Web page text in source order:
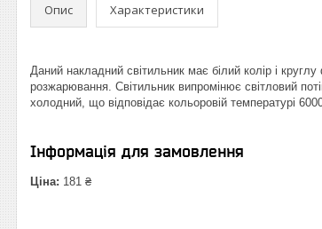
Опис Характеристики
Даний накладний світильник має білий колір і
розжарювання. Світильник випромінює світловий
холодний, що відповідає кольоровій температурі
Інформація для замовлення
Ціна: 181 ₴